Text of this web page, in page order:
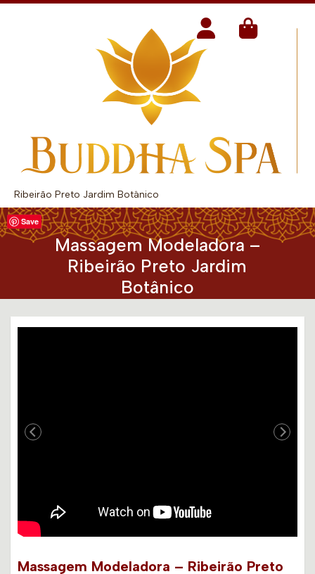
Ribeirão Preto Jardim Botânico
Massagem Modeladora –
Ribeirão Preto Jardim
Botânico
Save
Massagem Modeladora – Ribeirão Preto